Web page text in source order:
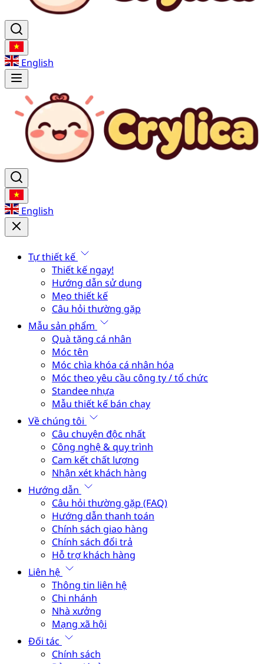
English
English
Tự thiết kế
Thiết kế ngay!
Hướng dẫn sử dụng
Mẹo thiết kế
Câu hỏi thường gặp
Mẫu sản phẩm
Quà tặng cá nhân
Móc tên
Móc chìa khóa cá nhân hóa
Móc theo yêu cầu công ty / tổ chức
Standee nhựa
Mẫu thiết kế bán chạy
Về chúng tôi
Câu chuyện độc nhất
Công nghệ & quy trình
Cam kết chất lượng
Nhận xét khách hàng
Hướng dẫn
Câu hỏi thường gặp (FAQ)
Hướng dẫn thanh toán
Chính sách giao hàng
Chính sách đổi trả
Hỗ trợ khách hàng
Liên hệ
Thông tin liên hệ
Chi nhánh
Nhà xưởng
Mạng xã hội
Đối tác
Chính sách